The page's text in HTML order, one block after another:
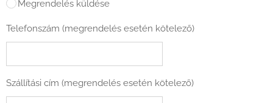
Megrendelés küldése
Telefonszám (megrendelés esetén kötelező)
Szállítási cím (megrendelés esetén kötelező)